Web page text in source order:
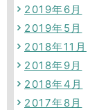
2019年6月
2019年5月
2018年11月
2018年9月
2018年4月
2017年8月